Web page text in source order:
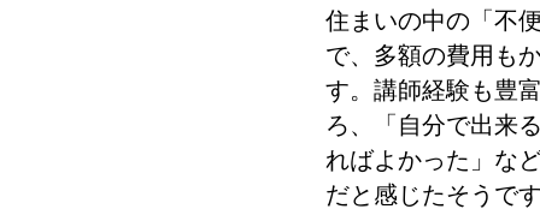
住まいの中の「不
で、多額の費用も
す。講師経験も豊
ろ、「自分で出来
ればよかった」な
だと感じたそうで